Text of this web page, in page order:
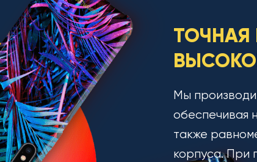
ТОЧНАЯ
Мы
обеспечивая
также
корпуса. При